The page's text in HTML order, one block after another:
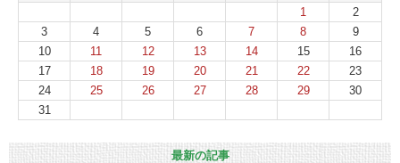
1
2
3
4 5 6 7 8
9
10
11 12 13 14 15
16
17
18 19 20 21 22
23
24
25 26 27 28 29
30
31
最新の記事